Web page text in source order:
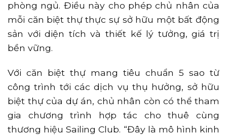
phòng ngủ. Điều này cho phép chủ nhân của
mỗi căn biệt thự thực sự sở hữu một bất động
sản với diện tích và thiết kế lý tưởng, giá trị
bền vững.
Với căn biệt thự mang tiêu chuẩn 5 sao từ
công trình tới các dịch vụ thụ hưởng, sở hữu
biệt thự của dự án, chủ nhân còn có thể tham
gia chương trình hợp tác cho thuê cùng
thương hiệu Sailing Club. “Đây là mô hình kinh